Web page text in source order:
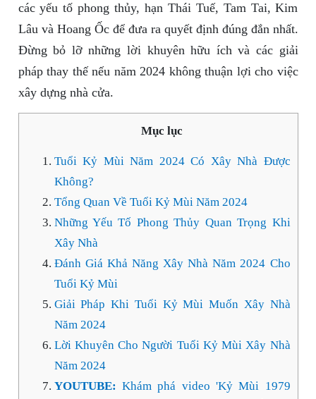
các yếu tố phong thủy, hạn Thái Tuế, Tam Tai, Kim
Lâu và Hoang Ốc để đưa ra quyết định đúng đắn nhất.
Đừng bỏ lỡ những lời khuyên hữu ích và các giải
pháp thay thế nếu năm 2024 không thuận lợi cho việc
xây dựng nhà cửa.
Mục lục
Tuổi Kỷ Mùi Năm 2024 Có Xây Nhà Được
Không?
Tổng Quan Về Tuổi Kỷ Mùi Năm 2024
Những Yếu Tố Phong Thủy Quan Trọng Khi
Xây Nhà
Đánh Giá Khả Năng Xây Nhà Năm 2024 Cho
Tuổi Kỷ Mùi
Giải Pháp Khi Tuổi Kỷ Mùi Muốn Xây Nhà
Năm 2024
Lời Khuyên Cho Người Tuổi Kỷ Mùi Xây Nhà
Năm 2024
YOUTUBE: Khám phá video 'Kỷ Mùi 1979